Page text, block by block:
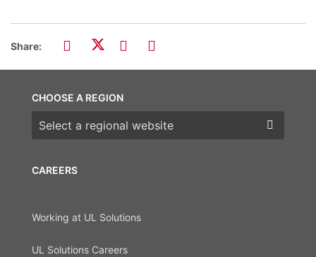
Share:
CAREERS
Working at UL Solutions
UL Solutions Careers
CHOOSE A REGION
Choose a region